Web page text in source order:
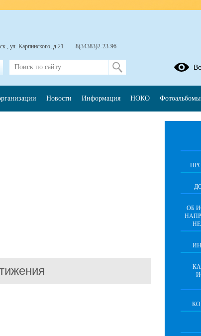
ОБ
, ул. Карпинского, д.21 8(34383)2-23-96
Новости Информация НОКО Фотоальбомы